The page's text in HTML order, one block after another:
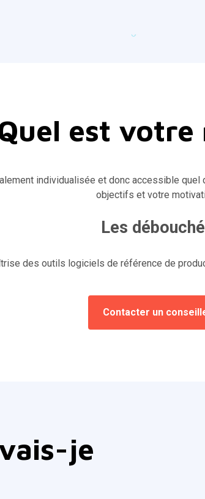
est votre
individualisée et donc accessible quel
objectifs et votre
Les
des outils logiciels de référence de
Contacter un
je